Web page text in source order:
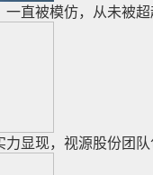
直被模仿，从未被
显现，视源股份团